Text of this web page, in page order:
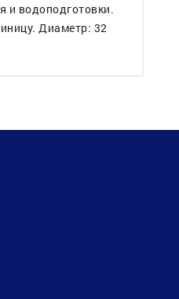
и водоподготовки.
Диаметр: 32